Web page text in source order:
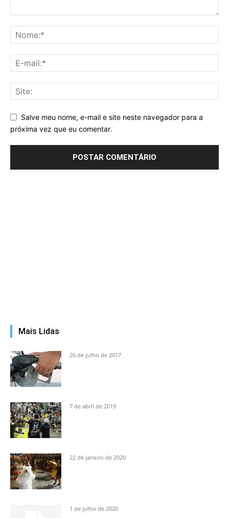
Salve meu nome, e-mail e site neste navegador para a
próxima vez que eu comentar.
Mais Lidas
26 de julho de 2017
7 de abril de 2019
22 de janeiro de 2020
1 de julho de 2020